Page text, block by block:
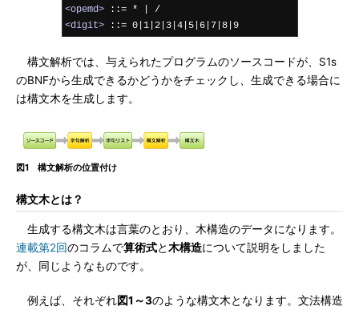
<opemd>
<digit> ::= 0|1|2|3|4|5|6|7|8|9
構文解析では、与えられたプログラムのソースコードが、S1s
のBNFから生成できるかどうかをチェックし、生成できる場合に
は構文木を生成します。
図1 構文解析の位置付け
構文木とは？
生成する構文木は言葉のとおり、木構造のデータになります。
連載第2回のコラムで算術式と木構造について説明をしました
が、同じようなものです。
例えば、それぞれ図1～3のような構文木となります。文法構造